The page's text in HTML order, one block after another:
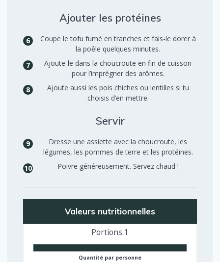
Ajouter les protéines
Coupe le tofu fumé en tranches et fais-le dorer à
la poêle quelques minutes.
Ajoute-le dans la choucroute en fin de cuisson
pour l’imprégner des arômes.
Ajoute aussi les pois chiches ou lentilles si tu
choisis d’en mettre.
Servir
Dresse une assiette avec la choucroute, les
légumes, les pommes de terre et les protéines.
Poivre généreusement. Servez chaud !
Valeurs nutritionnelles
Portions 1
Quantité par personne